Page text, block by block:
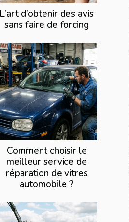
L’art d’obtenir des avis
sans faire de forcing
Comment choisir le
meilleur service de
réparation de vitres
automobile ?